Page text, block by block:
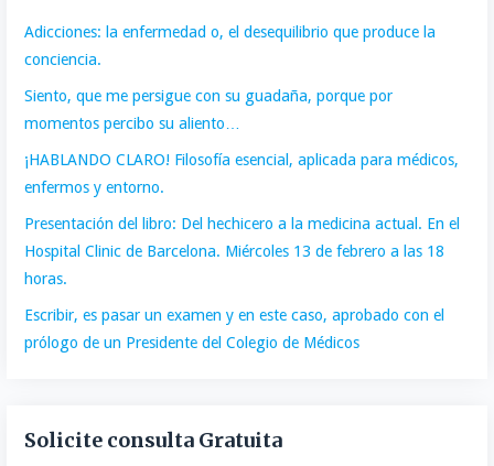
Adicciones: la enfermedad o, el desequilibrio que produce la
conciencia.
Siento, que me persigue con su guadaña, porque por
momentos percibo su aliento…
¡HABLANDO CLARO! Filosofía esencial, aplicada para médicos,
enfermos y entorno.
Presentación del libro: Del hechicero a la medicina actual. En el
Hospital Clinic de Barcelona. Miércoles 13 de febrero a las 18
horas.
Escribir, es pasar un examen y en este caso, aprobado con el
prólogo de un Presidente del Colegio de Médicos
Solicite consulta Gratuita